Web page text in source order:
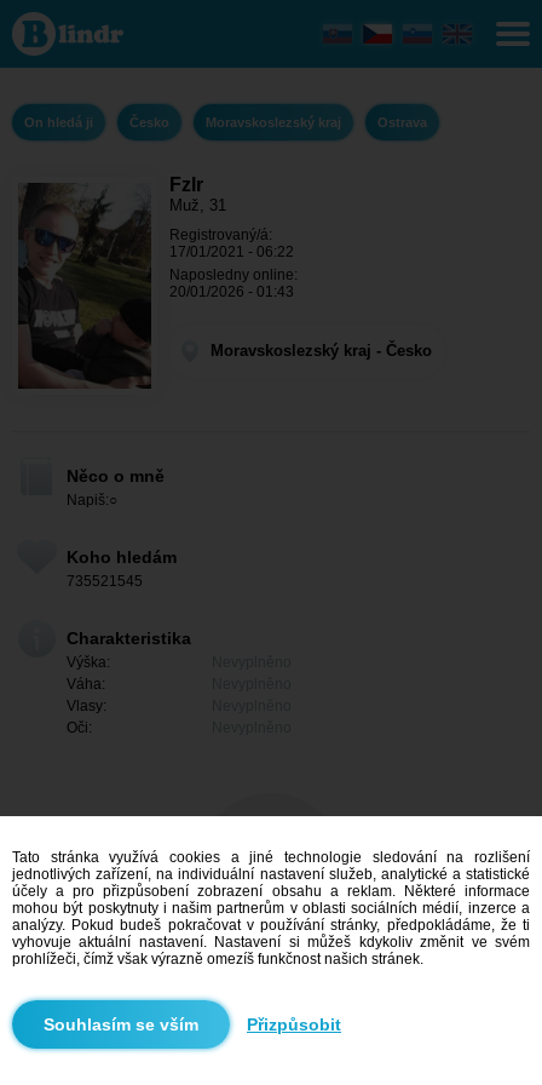
Fzlr - On hledá ji
Moravskoslezský
kraj - Ostrava
On hledá ji Česko Moravskoslezský kraj Ostrava
Fzlr
Muž, 31
Registrovaný/á:
17/01/2021 - 06:22
Naposledny online:
20/01/2026 - 01:43
Moravskoslezský kraj - Česko
Něco o mně
Napiš:○
Koho hledám
735521545
Charakteristika
Výška:
Váha:
Vlasy:
Oči:
Mám zájem
Vyhledávání
Tato stránka využívá cookies a jiné technologie sledování na rozlišení
jednotlivých zařízení, na individuální nastavení služeb, analytické a statistické
účely a pro přizpůsobení zobrazení obsahu a reklam. Některé informace
mohou být poskytnuty i našim partnerům v oblasti sociálních médií, inzerce a
analýzy. Pokud budeš pokračovat v používání stránky, předpokládáme, že ti
vyhovuje aktuální nastavení. Nastavení si můžeš kdykoliv změnit ve svém
prohlížeči, čímž však výrazně omezíš funkčnost našich stránek.
Přizpůsobit